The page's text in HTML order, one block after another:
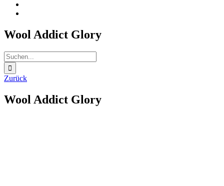
Wool Addict Glory
Suche
nach:
Zurück
Wool Addict Glory